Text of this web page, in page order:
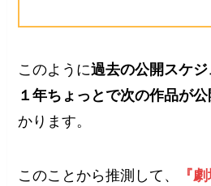
このように過去の公開スケ
１年ちょっとで次の作品が
かります。
このことから推測して、
『